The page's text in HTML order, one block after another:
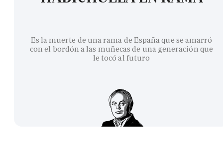
Es la muerte de una rama de España que se amarró
con el bordón a las muñecas de una generación que
le tocó al futuro